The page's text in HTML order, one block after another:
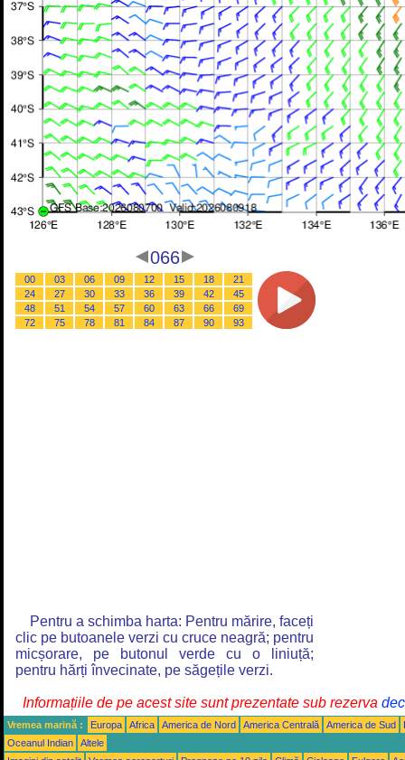
066
00 03 06 09 12 15 18
21
24
27 30 33 36 39 42
45
48
51 54 57 60 63 66
69
72
75 78 81 84 87 90 93
Pentru a schimba harta: Pentru mărire, faceți
clic pe butoanele verzi cu cruce neagră; pentru
micșorare, pe butonul verde cu o liniuță;
pentru hărți învecinate, pe săgețile verzi.
Informațiile de pe acest site sunt prezentate sub rezerva
Vremea marină : Europa Africa America de Nord America Centrală America de Sud
Oceanul Indian
Altele